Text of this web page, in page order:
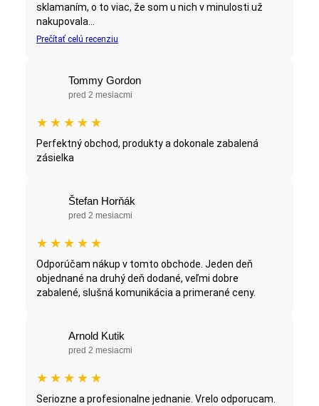
sklamaním, o to viac, že som u nich v minulosti už
nakupovala...
Prečítať celú recenziu
Tommy Gordon
pred 2 mesiacmi
★ ★ ★ ★ ★
Perfektný obchod, produkty a dokonale zabalená
zásielka
Štefan Horňák
pred 2 mesiacmi
★ ★ ★ ★ ★
Odporúčam nákup v tomto obchode. Jeden deň
objednané na druhý deň dodané, veľmi dobre
zabalené, slušná komunikácia a primerané ceny.
Arnold Kutik
pred 2 mesiacmi
★ ★ ★ ★ ★
Seriozne a profesionalne jednanie. Vrelo odporucam.